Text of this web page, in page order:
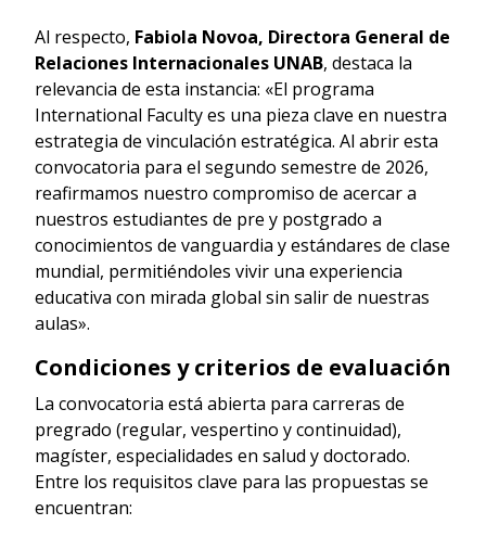
Al respecto, Fabiola Novoa, Directora General de
Relaciones Internacionales UNAB, destaca la
relevancia de esta instancia: «El programa
International Faculty es una pieza clave en nuestra
estrategia de vinculación estratégica. Al abrir esta
convocatoria para el segundo semestre de 2026,
reafirmamos nuestro compromiso de acercar a
nuestros estudiantes de pre y postgrado a
conocimientos de vanguardia y estándares de clase
mundial, permitiéndoles vivir una experiencia
educativa con mirada global sin salir de nuestras
aulas».
Condiciones y criterios de evaluación
La convocatoria está abierta para carreras de
pregrado (regular, vespertino y continuidad),
magíster, especialidades en salud y doctorado.
Entre los requisitos clave para las propuestas se
encuentran: